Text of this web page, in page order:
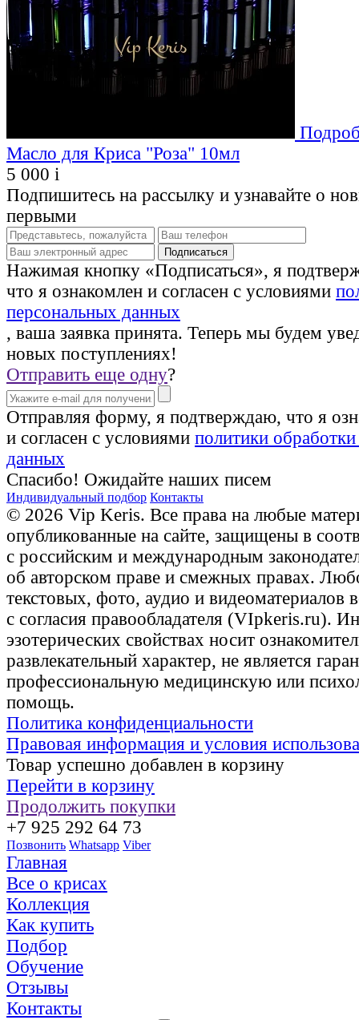
Масло для Криса "Роза" 10мл
5 000 i
Подпишитесь на рассылку и узнавайте о
первыми
Нажимая кнопку «Подписаться», я
что я ознакомлен и согласен с условиями
персональных данных
, ваша заявка принята. Теперь мы будем
новых поступлениях!
Отправить еще одну?
Отправляя форму, я подтверждаю, что я
и согласен с условиями политики
данных
Спасибо! Ожидайте наших писем
Индивидуальный подбор Контакты
© 2026 Vip Keris. Все права на любые
опубликованные на сайте, защищены в
с российским и международным
об авторском праве и смежных правах.
текстовых, фото, аудио и видеоматериалов
с согласия правообладателя (VIpkeris.ru).
эзотерических свойствах носит
развлекательный характер, не является
профессиональную медицинскую или
помощь.
Политика конфиденциальности
Правовая информация и условия
Товар успешно добавлен в корзину
Перейти в корзину
Продолжить покупки
+7 925 292 64 73
Позвонить Whatsapp Viber
Главная
Все о крисах
Коллекция
Как купить
Подбор
Обучение
Отзывы
Контакты